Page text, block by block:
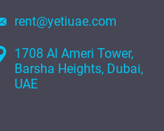
rent@yetiuae.com
1708 Al Ameri Tower,
Barsha Heights, Dubai,
UAE